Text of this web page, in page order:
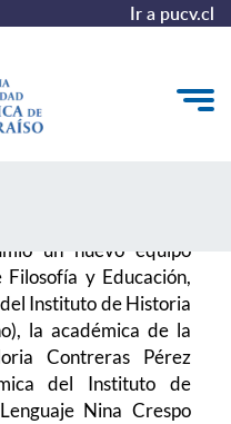
Ir a pucv.cl
un nuevo equipo
y Educación,
Instituto de Historia
la académica de la
Contreras Pérez
del Instituto de
Nina Crespo